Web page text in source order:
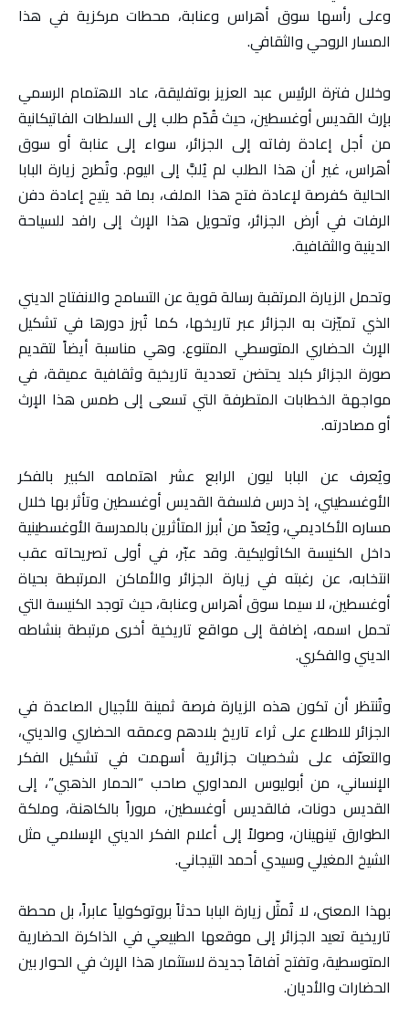
وعلى رأسها سوق أهراس وعنابة، محطات مركزية في هذا
المسار الروحي والثقافي.
وخلال فترة الرئيس عبد العزيز بوتفليقة، عاد الاهتمام الرسمي
بإرث القديس أوغسطين، حيث قُدّم طلب إلى السلطات الفاتيكانية
من أجل إعادة رفاته إلى الجزائر، سواء إلى عنابة أو سوق
أهراس، غير أن هذا الطلب لم يُلبَّ إلى اليوم. وتُطرح زيارة البابا
الحالية كفرصة لإعادة فتح هذا الملف، بما قد يتيح إعادة دفن
الرفات في أرض الجزائر، وتحويل هذا الإرث إلى رافد للسياحة
الدينية والثقافية.
وتحمل الزيارة المرتقبة رسالة قوية عن التسامح والانفتاح الديني
الذي تميّزت به الجزائر عبر تاريخها، كما تُبرز دورها في تشكيل
الإرث الحضاري المتوسطي المتنوع. وهي مناسبة أيضاً لتقديم
صورة الجزائر كبلد يحتضن تعددية تاريخية وثقافية عميقة، في
مواجهة الخطابات المتطرفة التي تسعى إلى طمس هذا الإرث
أو مصادرته.
ويُعرف عن البابا ليون الرابع عشر اهتمامه الكبير بالفكر
الأوغسطيني، إذ درس فلسفة القديس أوغسطين وتأثر بها خلال
مساره الأكاديمي، ويُعدّ من أبرز المتأثرين بالمدرسة الأوغسطينية
داخل الكنيسة الكاثوليكية. وقد عبّر، في أولى تصريحاته عقب
انتخابه، عن رغبته في زيارة الجزائر والأماكن المرتبطة بحياة
أوغسطين، لا سيما سوق أهراس وعنابة، حيث توجد الكنيسة التي
تحمل اسمه، إضافة إلى مواقع تاريخية أخرى مرتبطة بنشاطه
الديني والفكري.
وتُنتظر أن تكون هذه الزيارة فرصة ثمينة للأجيال الصاعدة في
الجزائر للاطلاع على ثراء تاريخ بلادهم وعمقه الحضاري والديني،
والتعرّف على شخصيات جزائرية أسهمت في تشكيل الفكر
الإنساني، من أبوليوس المداوري صاحب “الحمار الذهبي”، إلى
القديس دونات، فالقديس أوغسطين، مروراً بالكاهنة، وملكة
الطوارق تينهينان، وصولاً إلى أعلام الفكر الديني الإسلامي مثل
الشيخ المغيلي وسيدي أحمد التيجاني.
بهذا المعنى، لا تُمثّل زيارة البابا حدثاً بروتوكولياً عابراً، بل محطة
تاريخية تعيد الجزائر إلى موقعها الطبيعي في الذاكرة الحضارية
المتوسطية، وتفتح آفاقاً جديدة لاستثمار هذا الإرث في الحوار بين
الحضارات والأديان.